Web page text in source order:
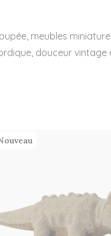
meubles
douceur